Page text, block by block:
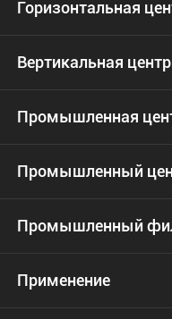
Горизонтальная
Вертикальная
Промышленная
Промышленный
Промышленный
Применение